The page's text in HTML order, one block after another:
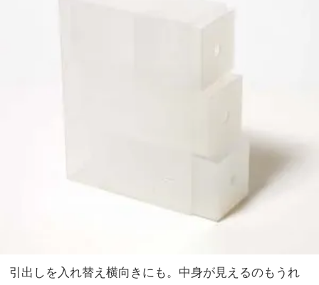
引出しを入れ替え横向きにも。中身が見えるのもうれ